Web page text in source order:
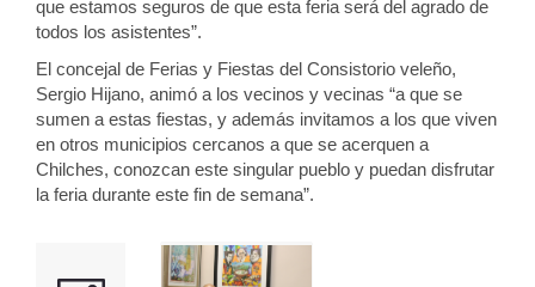
que estamos seguros de que esta feria será del agrado de
todos los asistentes”.
El concejal de Ferias y Fiestas del Consistorio veleño,
Sergio Hijano, animó a los vecinos y vecinas “a que se
sumen a estas fiestas, y además invitamos a los que viven
en otros municipios cercanos a que se acerquen a
Chilches, conozcan este singular pueblo y puedan disfrutar
la feria durante este fin de semana”.